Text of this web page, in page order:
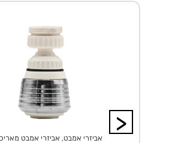
>
אביזרי אמבט, אביזרי אמבט